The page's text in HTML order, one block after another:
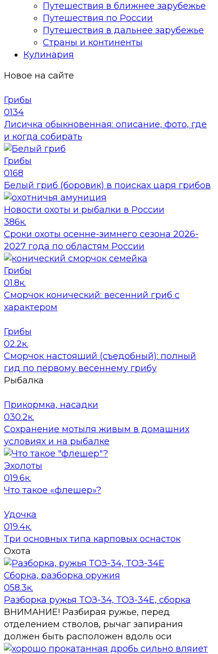
Путешествия в ближнее зарубежье
Путешествия по России
Путешествия в дальнее зарубежье
Страны и континенты
Кулинария
Новое на сайте
Грибы
0134
Лисичка обыкновенная: описание, фото, где
и когда собирать
Грибы
0168
Белый гриб (боровик) в поисках царя грибов
Новости охоты и рыбалки в России
386к.
Сроки охоты осенне-зимнего сезона 2026-
2027 года по областям России
Грибы
01.8к.
Сморчок конический: весенний гриб с
характером
Грибы
02.2к.
Сморчок настоящий (съедобный): полный
гид по первому весеннему грибу
Рыбалка
Прикормка, насадки
030.2к.
Сохранение мотыля живым в домашних
условиях и на рыбалке
Эхолоты
019.6к.
Что такое «флешер»?
Удочка
019.4к.
Три основных типа карповых оснасток
Охота
Сборка, разборка оружия
058.3к.
Разборка ружья ТОЗ-34, ТОЗ-34Е, сборка
ВНИМАНИЕ! Разбирая ружье, перед
отделением стволов, рычаг запирания
должен быть расположен вдоль оси